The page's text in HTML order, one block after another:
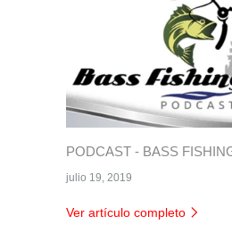
PODCAST - BASS
julio 19, 2019
Ver artículo completo